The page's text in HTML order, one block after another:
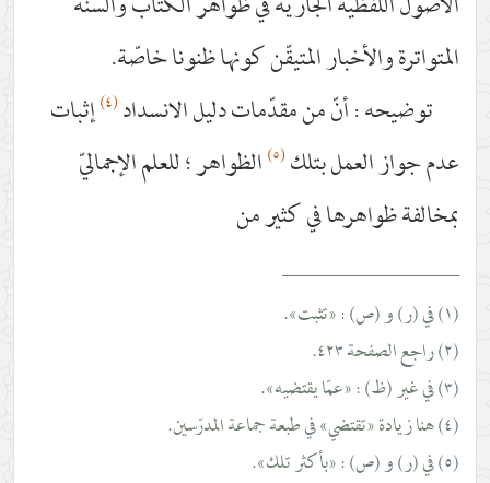
المتيقّن كونها ظنونا خاصّة.
أنّ من مقدّمات دليل الانسداد(٤) إثبات
بتلك(٥) الظواهر ؛ للعلم الإجماليّ
في كثير من